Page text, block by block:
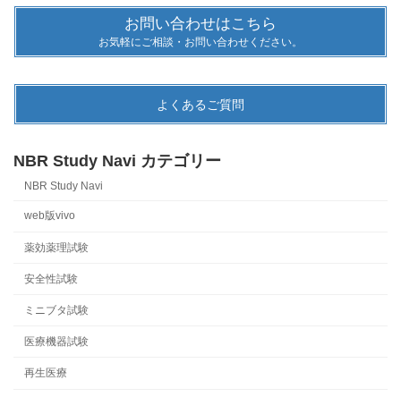
お問い合わせはこちら
お気軽にご相談・お問い合わせください。
よくあるご質問
NBR Study Navi カテゴリー
NBR Study Navi
web版vivo
薬効薬理試験
安全性試験
ミニブタ試験
医療機器試験
再生医療